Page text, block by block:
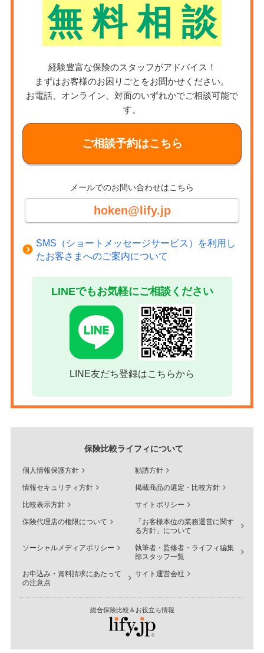
無 料 相 談
経験豊富な保険のスタッフがアドバイス！
まずはお客様のお困りごとをお聞かせください。
お電話、オンライン、対面のいずれかでご相談可能で
す。
ご相談予約はこちら
メールでのお問い合わせはこちら
hoken@lify.jp
SMS（ショートメッセージサービス）を利用し
たお客さまへのご案内について
LINEでもお気軽にご相談ください
LINE友だち登録はこちらから
保険比較ライフィについて
個人情報保護方針 勧誘方針
情報セキュリティ方針 掲載商品の選定・比較方針
比較表示方針 サイトポリシー
保険代理店の権限について
「お客様本位の業務運営に関す
る方針」について
ソーシャルメディアポリシー
執筆者・監修者・ライフィ編集
部スタッフ一覧
お申込み・資料請求にあたって
の注意点
サイト運営会社
総合保険比較＆お役立ち情報